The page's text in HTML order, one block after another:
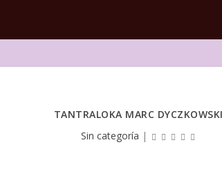
TANTRALOKA MARC DYCZKOWSKI
Sin categoría |